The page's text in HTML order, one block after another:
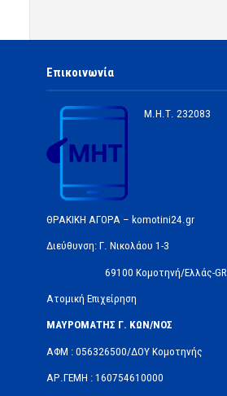
Επικοινωνία
Μ.Η.Τ. 232083
ΘΡΑΚΙΚΗ ΑΓΟΡΑ – komotini24.gr
Διεύθυνση: Γ. Νικολάου 1-3
69100 Κομοτηνή/Ελλάς-GR
Ατομική Επιχείρηση
ΜΑΥΡΟΜΑΤΗΣ Γ. ΚΩΝ/ΝΟΣ
ΑΦΜ : 056326500/ΔOΥ Κομοτηνής
ΑΡ.ΓΕΜΗ : 160754610000